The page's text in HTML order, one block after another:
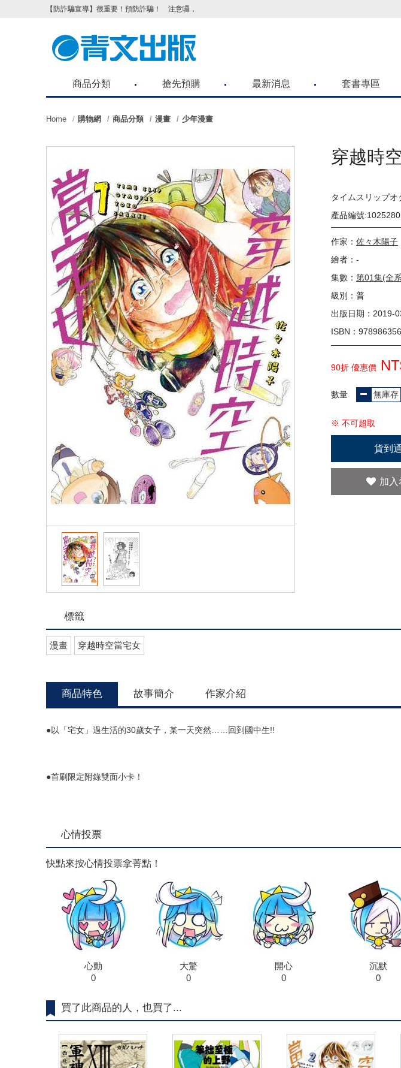
【防詐騙宣導】很重要！預防詐騙！ 注意囉，不要被騙了！請各位喜歡青文購物網的朋友們，提高警覺！
商品分類 搶先預購 最新消息 套書專區
Home 購物網 商品分類 漫畫 少年漫畫
穿越時
タイムスリップ
產品編號
作家： 佐々木陽子
繪者：-
集數： 第01集(全
級別：普
出版日期：2019-
ISBN：
90折 優惠價
數量
※ 不可超取
貨到
加入
標籤
漫畫 穿越時空當宅女
商品特色 故事簡介 作家介紹
●以「宅女」過生活的30歲女子，某一天突然……回到國中生!!
●首刷限定附錄雙面小卡！
心情投票
快點來按心情投票拿菁點！
心動
0
大驚
0
開心
0
沉默
0
買了此商品的人，也買了...